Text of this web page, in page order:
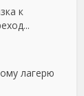
к
лагерю